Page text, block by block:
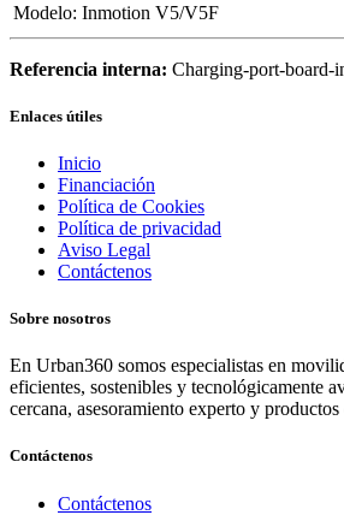
Modelo: Inmotion V5/V5F
Referencia interna: Charging-port-board-
Enlaces útiles
Inicio
Financiación
Política de Cookies
Política de privacidad
Aviso Legal
Contáctenos
Sobre nosotros
En Urban360 somos especialistas en
eficientes, sostenibles y tecnológicamente
cercana, asesoramiento experto y
Contáctenos
Contáctenos